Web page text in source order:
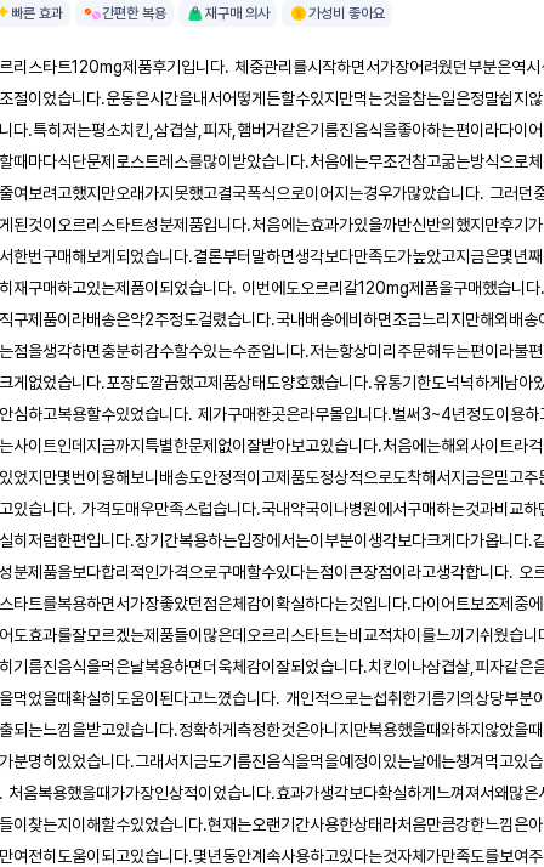
빠른 효과 간편한 복용 재구매 의사 가성비 좋아요
리스타트120mg제품후기입니다. 체중관리를시작하면서가장어려웠던부분은역시
절이었습니다.운동은시간을내서어떻게든할수있지만먹는것을참는일은정말쉽지
다.특히저는평소치킨,삼겹살,피자,햄버거같은기름진음식을좋아하는편이라다이
때마다식단문제로스트레스를많이받았습니다.처음에는무조건참고굶는방식으로
여보려고했지만오래가지못했고결국폭식으로이어지는경우가많았습니다. 그러던
된것이오르리스타트성분제품입니다.처음에는효과가있을까반신반의했지만후기
한번구매해보게되었습니다.결론부터말하면생각보다만족도가높았고지금은몇년
재구매하고있는제품이되었습니다. 이번에도오르리갈120mg제품을구매했습니다
구제품이라배송은약2주정도걸렸습니다.국내배송에비하면조금느리지만해외배송
점을생각하면충분히감수할수있는수준입니다.저는항상미리주문해두는편이라불
게없었습니다.포장도깔끔했고제품상태도양호했습니다.유통기한도넉넉하게남아
심하고복용할수있었습니다. 제가구매한곳은라무몰입니다.벌써3~4년정도이용하
사이트인데지금까지특별한문제없이잘받아보고있습니다.처음에는해외사이트라
었지만몇번이용해보니배송도안정적이고제품도정상적으로도착해서지금은믿고주
있습니다. 가격도매우만족스럽습니다.국내약국이나병원에서구매하는것과비교하
히저렴한편입니다.장기간복용하는입장에서는이부분이생각보다크게다가옵니다.
분제품을보다합리적인가격으로구매할수있다는점이큰장점이라고생각합니다. 오
타트를복용하면서가장좋았던점은체감이확실하다는것입니다.다이어트보조제중
도효과를잘모르겠는제품들이많은데오르리스타트는비교적차이를느끼기쉬웠습니
기름진음식을먹은날복용하면더욱체감이잘되었습니다.치킨이나삼겹살,피자같은
먹었을때확실히도움이된다고느꼈습니다. 개인적으로는섭취한기름기의상당부분이
되는느낌을받고있습니다.정확하게측정한것은아니지만복용했을때와하지않았을
분명히있었습니다.그래서지금도기름진음식을먹을예정이있는날에는챙겨먹고있습
처음복용했을때가가장인상적이었습니다.효과가생각보다확실하게느껴져서왜많은
이찾는지이해할수있었습니다.현재는오랜기간사용한상태라처음만큼강한느낌은아
여전히도움이되고있습니다.몇년동안계속사용하고있다는것자체가만족도를보여